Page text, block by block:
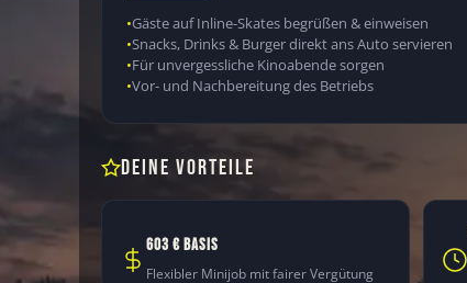
Gäste auf Inline-Skates begrüßen & einweisen
Snacks, Drinks & Burger direkt ans Auto servieren
Für unvergessliche Kinoabende sorgen
Vor- und Nachbereitung des Betriebs
DEINE VORTEILE
603 € BASIS
Flexibler Minijob mit fairer Vergütung